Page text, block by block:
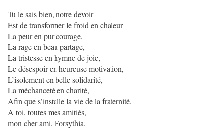
Tu le sais bien, notre devoir
Est de transformer le froid en chaleur
La peur en pur courage,
La rage en beau partage,
La tristesse en hymne de joie,
Le désespoir en heureuse motivation,
L’isolement en belle solidarité,
La méchanceté en charité,
Afin que s’installe la vie de la fraternité.
A toi, toutes mes amitiés,
mon cher ami, Forsythia.